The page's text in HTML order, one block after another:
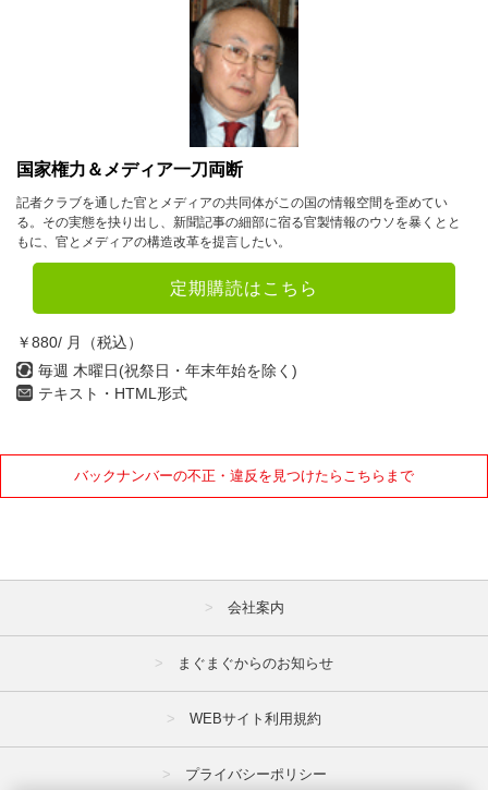
国家権力＆メディア一刀両断
記者クラブを通した官とメディアの共同体がこの国の情報空間を歪めてい
る。その実態を抉り出し、新聞記事の細部に宿る官製情報のウソを暴くとと
もに、官とメディアの構造改革を提言したい。
定期購読はこちら
￥880/ 月（税込）
毎週 木曜日(祝祭日・年末年始を除く)
テキスト・HTML形式
バックナンバーの不正・違反を見つけたらこちらまで
会社案内
まぐまぐからのお知らせ
WEBサイト利用規約
プライバシーポリシー